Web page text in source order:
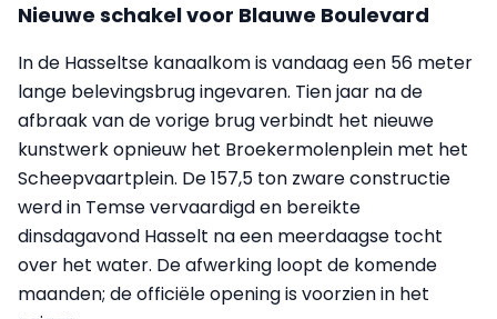
Nieuwe schakel voor Blauwe Boulevard
In de Hasseltse kanaalkom is vandaag een 56 meter
lange belevingsbrug ingevaren. Tien jaar na de
afbraak van de vorige brug verbindt het nieuwe
kunstwerk opnieuw het Broekermolenplein met het
Scheepvaartplein. De 157,5 ton zware constructie
werd in Temse vervaardigd en bereikte
dinsdagavond Hasselt na een meerdaagse tocht
over het water. De afwerking loopt de komende
maanden; de officiële opening is voorzien in het